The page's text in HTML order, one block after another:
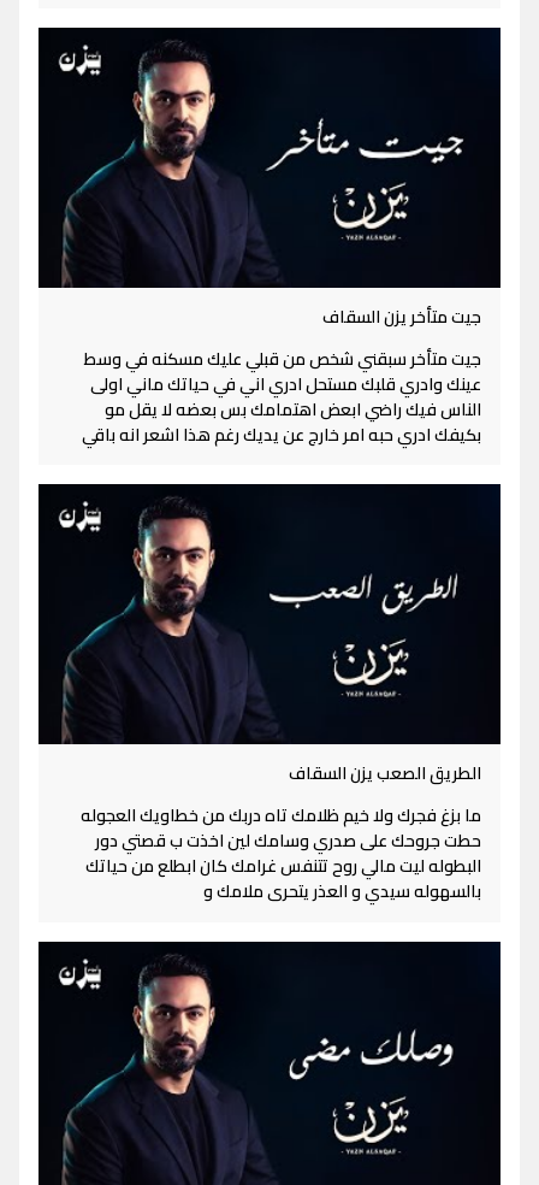
جيت متأخر يزن السقاف
جيت متأخر سبقني شخص من قبلي عليك مسكنه في وسط
عينك وادري قلبك مستحل ادري اني في حياتك ماني اولى
الناس فيك راضي ابعض اهتمامك بس بعضه لا يقل مو
بكيفك ادري حبه امر خارج عن يديك رغم هذا اشعر انه باقي
الطريق الصعب يزن السقاف
ما بزغ فجرك ولا خيم ظلامك تاه دربك من خطاويك العجوله
حطت جروحك على صدري وسامك لين اخذت ب قصتي دور
البطوله ليت مالي روح تتنفس غرامك كان ابطلع من حياتك
بالسهوله سيدي و العذر يتحرى ملامك و